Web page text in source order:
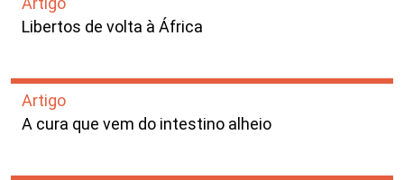
Libertos de volta à África
Artigo
A cura que vem do intestino alheio